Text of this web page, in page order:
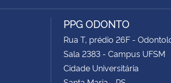
PPG ODONTO
Rua T, prédio 26F -
Sala 2383 - Campus UFSM
Cidade Universitária